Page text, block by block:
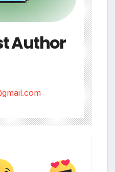
Author